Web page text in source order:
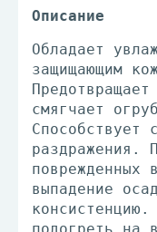
Описание
Обладает
защищающим
смягчает
Способствует
раздражения.
поврежденных
выпадение
консистенцию.